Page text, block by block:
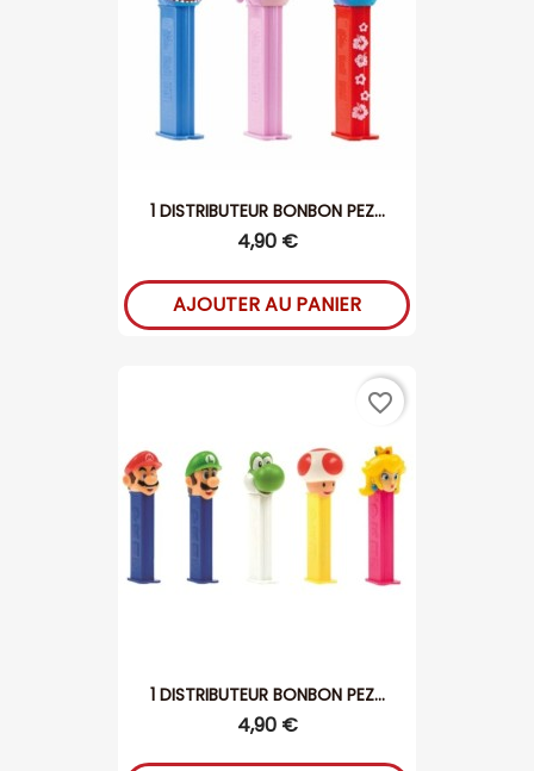
1 DISTRIBUTEUR BONBON PEZ...
4,90 €
AJOUTER AU PANIER
1 DISTRIBUTEUR BONBON PEZ...
4,90 €
favorite_border